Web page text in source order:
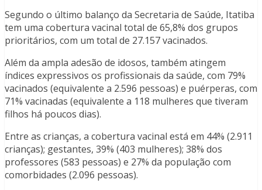
Segundo o último balanço da Secretaria de Saúde, Itatiba
tem uma cobertura vacinal total de 65,8% dos grupos
prioritários, com um total de 27.157 vacinados.
Além da ampla adesão de idosos, também atingem
índices expressivos os profissionais da saúde, com 79%
vacinados (equivalente a 2.596 pessoas) e puérperas, com
71% vacinadas (equivalente a 118 mulheres que tiveram
filhos há poucos dias).
Entre as crianças, a cobertura vacinal está em 44% (2.911
crianças); gestantes, 39% (403 mulheres); 38% dos
professores (583 pessoas) e 27% da população com
comorbidades (2.096 pessoas).